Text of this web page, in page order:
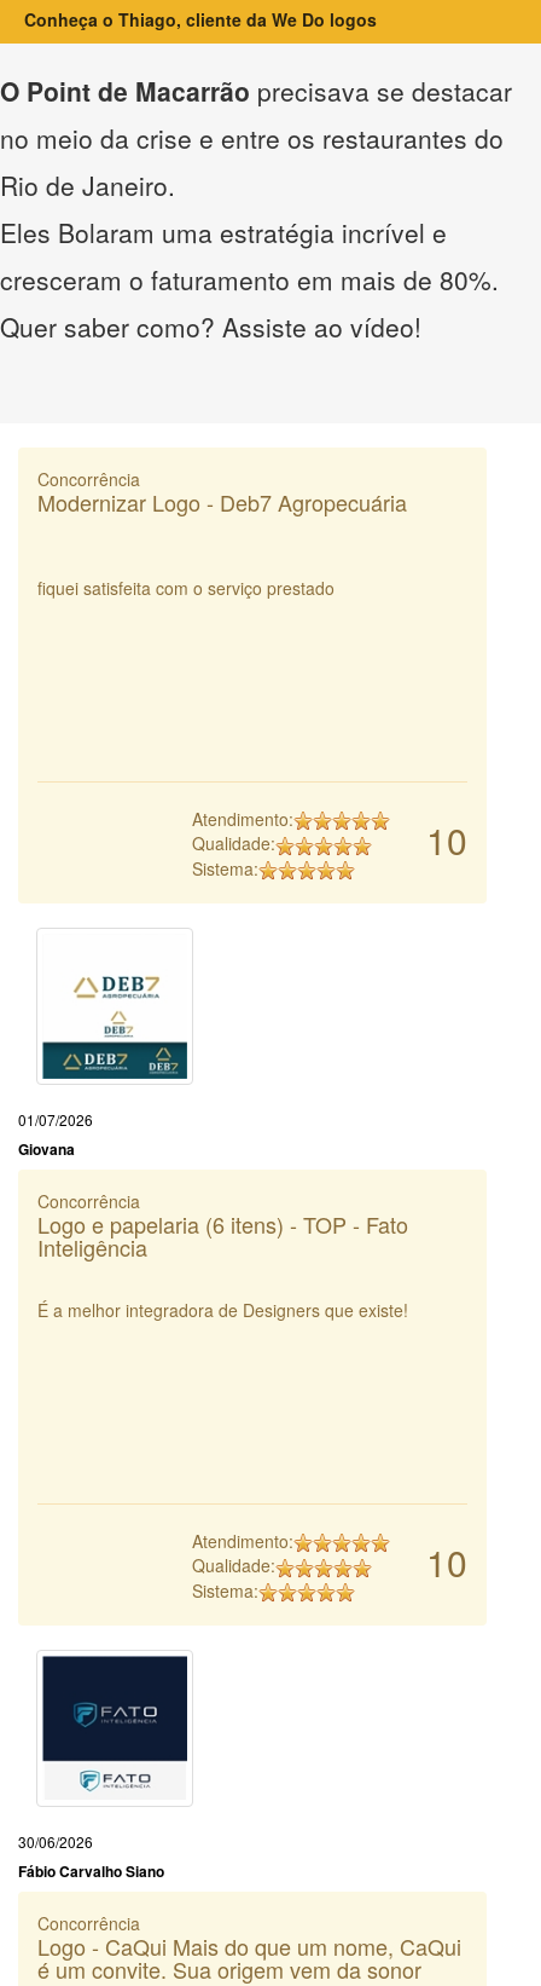
Conheça o Thiago, cliente da We Do logos
O Point de Macarrão precisava se destacar
no meio da crise e entre os restaurantes do
Rio de Janeiro.
Eles Bolaram uma estratégia incrível e
cresceram o faturamento em mais de 80%.
Quer saber como? Assiste ao vídeo!
Concorrência
Modernizar Logo - Deb7 Agropecuária
fiquei satisfeita com o serviço prestado
10
Atendimento:
Qualidade:
Sistema:
01/07/2026
Giovana
Concorrência
Logo e papelaria (6 itens) - TOP - Fato
Inteligência
É a melhor integradora de Designers que existe!
10
Atendimento:
Qualidade:
Sistema:
30/06/2026
Fábio Carvalho Siano
Concorrência
Logo - CaQui Mais do que um nome, CaQui
é um convite. Sua origem vem da sonor